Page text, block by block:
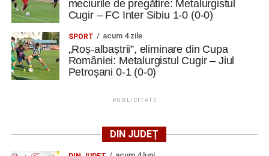
meciurile de pregătire: Metalurgistul
Cugir – FC Inter Sibiu 1-0 (0-0)
SPORT acum 4 zile
„Roș-albaștrii”, eliminare din Cupa
României: Metalurgistul Cugir – Jiul
Petroșani 0-1 (0-0)
PUBLICITATE
DIN JUDEȚ